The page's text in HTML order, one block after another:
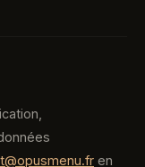
en